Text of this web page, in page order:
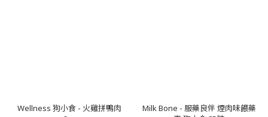
Wellness 狗小食 - 火雞拼鴨肉
Milk Bone - 服藥良伴 煙肉味餵藥